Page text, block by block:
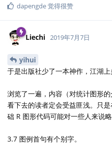
dapengde觉得很赞
Liechi 2019年7月7日
yihui
于是出版社少了一本神作，江湖上
浏览了一遍，内容（对统计图形
看下去的读者定会受益匪浅。只
础 R 图形代码可能对一些人来说略
3.7 图例首句有个别字。